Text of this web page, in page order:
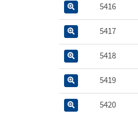
5416
5417
5418
5419
5420